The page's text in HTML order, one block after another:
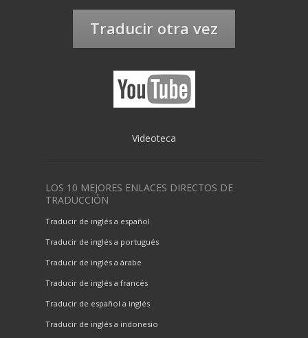
Traducir otra vez
Videoteca
LOS 10 MEJORES ENLACES DIRECTOS DE
TRADUCCIÓN
Traducir de inglés a español
Traducir de inglés a portugués
Traducir de inglés a árabe
Traducir de inglés a francés
Traducir de español a inglés
Traducir de inglés a indonesio